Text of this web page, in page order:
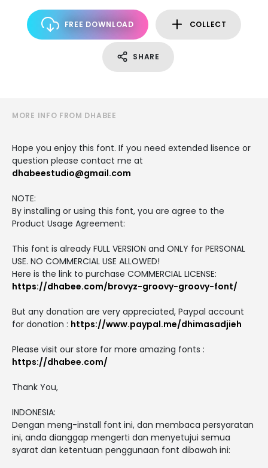
FREE DOWNLOAD COLLECT
SHARE
MORE INFO FROM DHABEE
Hope you enjoy this font. If you need extended lisence or
question please contact me at
dhabeestudio@gmail.com
NOTE:
By installing or using this font, you are agree to the
Product Usage Agreement:
This font is already FULL VERSION and ONLY for PERSONAL
USE. NO COMMERCIAL USE ALLOWED!
Here is the link to purchase COMMERCIAL LICENSE:
https://dhabee.com/brovyz-groovy-groovy-font/
But any donation are very appreciated, Paypal account
for donation : https://www.paypal.me/dhimasadjieh
Please visit our store for more amazing fonts :
https://dhabee.com/
Thank You,
INDONESIA:
Dengan meng-install font ini, dan membaca persyaratan
ini, anda dianggap mengerti dan menyetujui semua
syarat dan ketentuan penggunaan font dibawah ini: